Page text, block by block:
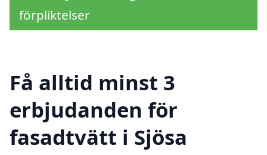
förpliktelser
Få alltid minst 3
erbjudanden för
fasadtvätt i Sjösa